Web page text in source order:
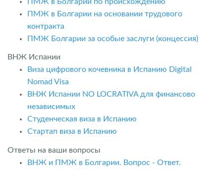
ПМЖ в Болгарии на основании трудового
контракта
ПМЖ Болгарии за особые заслуги (концессия)
ВНЖ Испании
Виза цифрового кочевника в Испанию Digital
Nomad Visa
ВНЖ Испании NO LOCRATIVA для финансово
независимых
Студенческая виза в Испанию
Стартап виза в Испанию
Ответы на ваши вопросы
ВНЖ и ПМЖ в Болгарии. Вопрос - Ответ.